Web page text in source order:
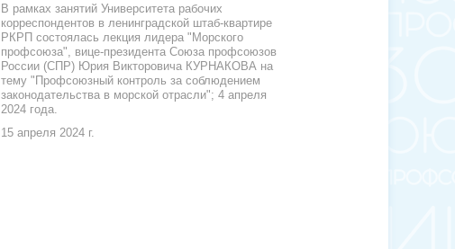
В рамках занятий Университета рабочих
корреспондентов в ленинградской штаб-квартире
РКРП состоялась лекция лидера "Морского
профсоюза", вице-президента Союза профсоюзов
России (СПР) Юрия Викторовича КУРНАКОВА на
тему "Профсоюзный контроль за соблюдением
законодательства в морской отрасли"; 4 апреля
2024 года.
15 апреля 2024 г.